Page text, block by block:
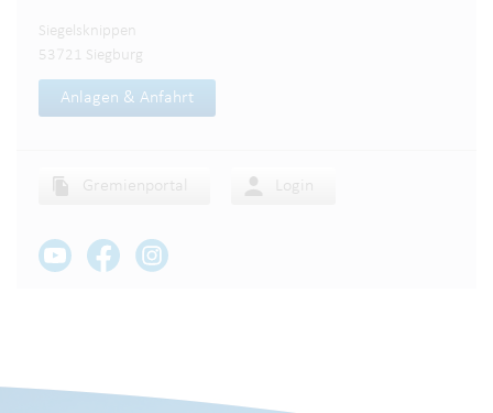
Siegelsknippen
53721 Siegburg
Anlagen & Anfahrt
Gremienportal Login